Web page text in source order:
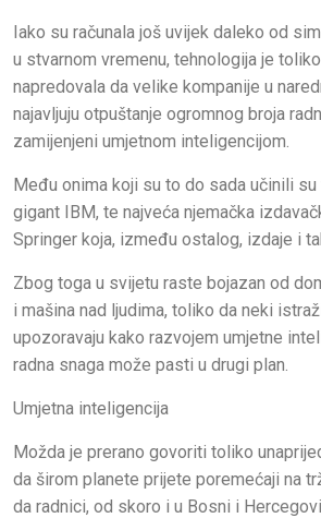
Iako su računala još uvijek daleko od
u stvarnom vremenu, tehnologija je
napredovala da velike kompanije u
najavljuju otpuštanje ogromnog broja
zamijenjeni umjetnom inteligencijom.
Među onima koji su to do sada učinili
gigant IBM, te najveća njemačka
Springer koja, između ostalog, izdaje i
Zbog toga u svijetu raste bojazan od
i mašina nad ljudima, toliko da neki
upozoravaju kako razvojem umjetne
radna snaga može pasti u drugi plan.
Umjetna inteligencija
Možda je prerano govoriti toliko
da širom planete prijete poremećaji na
da radnici, od skoro i u Bosni i